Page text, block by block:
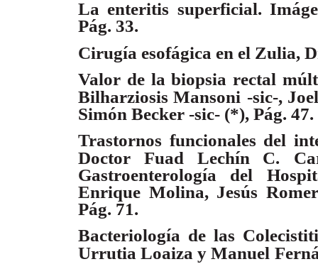
La enteritis superficial.
Pág. 33.
Cirugía esofágica en el Zulia,
Valor de la biopsia rectal
Bilharziosis Mansoni -sic-,
Simón Becker -sic- (*), Pág. 47.
Trastornos funcionales del
Doctor Fuad Lechín C.
Gastroenterología del
Enrique Molina, Jesús
Pág. 71.
Bacteriología de las
Urrutia Loaiza y Manuel